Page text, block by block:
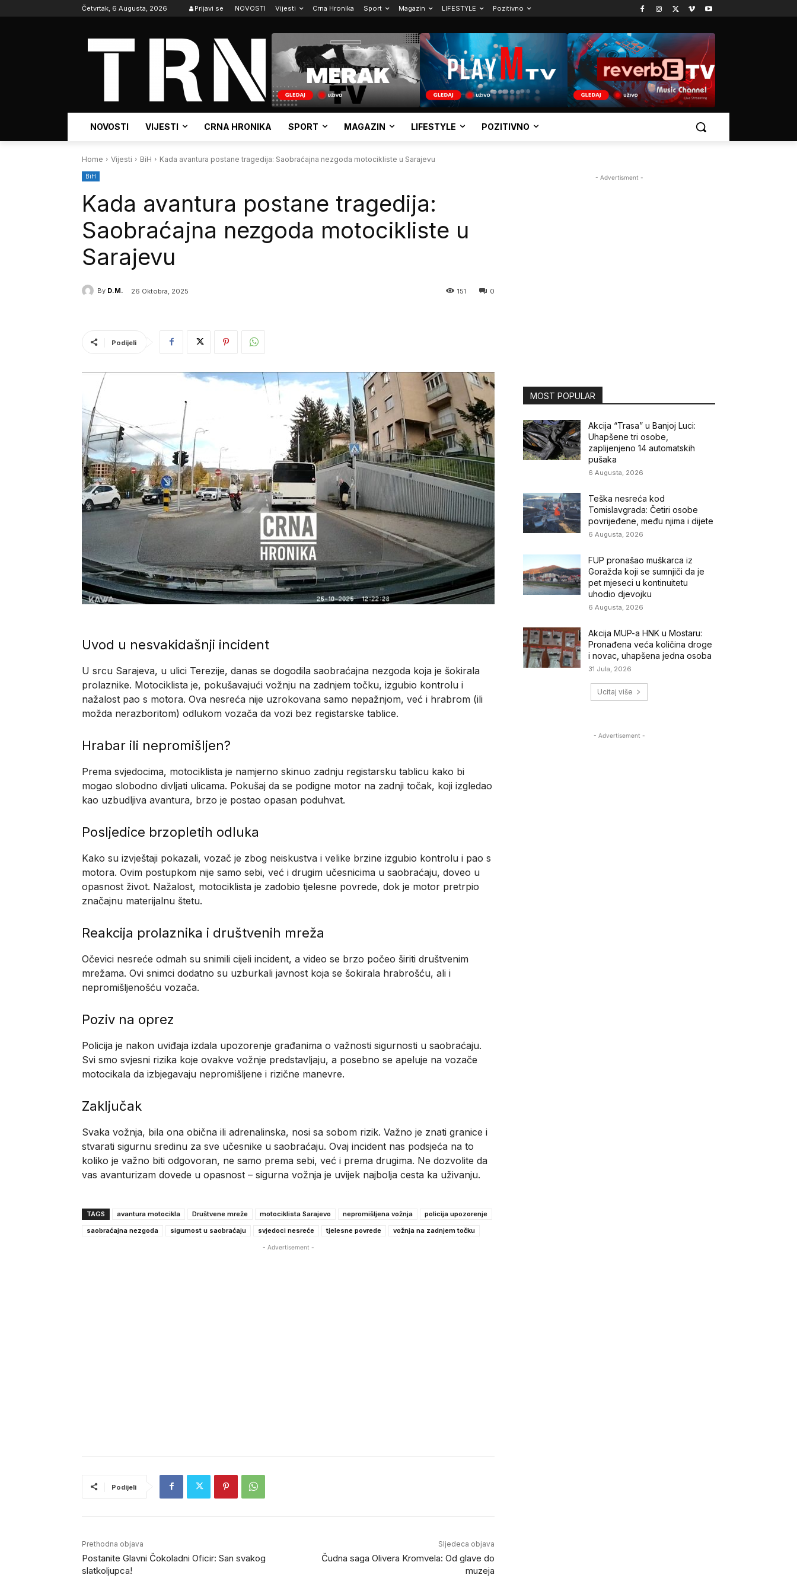
Četvrtak, 6 Augusta, 2026 Prijavi se NOVOSTI Vijesti Crna Hronika Sport Magazin LIFESTYLE Pozitivno
NOVOSTI VIJESTI CRNA HRONIKA SPORT MAGAZIN LIFESTYLE POZITIVNO
Home Vijesti BiH Kada avantura postane tragedija: Saobraćajna nezgoda motocikliste u Sarajevu
BiH
Kada avantura postane tragedija:
Saobraćajna nezgoda motocikliste u
Sarajevu
By D.M. 26 Oktobra, 2025 0
151
Podijeli
Uvod u nesvakidašnji incident
U srcu Sarajeva, u ulici Terezije, danas se dogodila saobraćajna nezgoda koja je šokirala
prolaznike. Motociklista je, pokušavajući vožnju na zadnjem točku, izgubio kontrolu i
nažalost pao s motora. Ova nesreća nije uzrokovana samo nepažnjom, već i hrabrom (ili
možda nerazboritom) odlukom vozača da vozi bez registarske tablice.
Hrabar ili nepromišljen?
Prema svjedocima, motociklista je namjerno skinuo zadnju registarsku tablicu kako bi
mogao slobodno divljati ulicama. Pokušaj da se podigne motor na zadnji točak, koji izgledao
kao uzbudljiva avantura, brzo je postao opasan poduhvat.
Posljedice brzopletih odluka
Kako su izvještaji pokazali, vozač je zbog neiskustva i velike brzine izgubio kontrolu i pao s
motora. Ovim postupkom nije samo sebi, već i drugim učesnicima u saobraćaju, doveo u
opasnost život. Nažalost, motociklista je zadobio tjelesne povrede, dok je motor pretrpio
značajnu materijalnu štetu.
Reakcija prolaznika i društvenih mreža
Očevici nesreće odmah su snimili cijeli incident, a video se brzo počeo širiti društvenim
mrežama. Ovi snimci dodatno su uzburkali javnost koja se šokirala hrabrošću, ali i
nepromišljenošću vozača.
Poziv na oprez
Policija je nakon uviđaja izdala upozorenje građanima o važnosti sigurnosti u saobraćaju.
Svi smo svjesni rizika koje ovakve vožnje predstavljaju, a posebno se apeluje na vozače
motocikala da izbjegavaju nepromišljene i rizične manevre.
Zaključak
Svaka vožnja, bila ona obična ili adrenalinska, nosi sa sobom rizik. Važno je znati granice i
stvarati sigurnu sredinu za sve učesnike u saobraćaju. Ovaj incident nas podsjeća na to
koliko je važno biti odgovoran, ne samo prema sebi, već i prema drugima. Ne dozvolite da
vas avanturizam dovede u opasnost – sigurna vožnja je uvijek najbolja cesta ka uživanju.
TAGS avantura motocikla Društvene mreže motociklista Sarajevo nepromišljena vožnja
policija upozorenje
saobraćajna nezgoda
sigurnost u saobraćaju svjedoci nesreće tjelesne povrede vožnja na zadnjem točku
- Advertisement -
Podijeli
Prethodna objava
Postanite Glavni Čokoladni Oficir: San svakog
slatkoljupca!
Sljedeca objava
Čudna saga Olivera Kromvela: Od glave do
muzeja
- Advertisment -
MOST POPULAR
Akcija “Trasa” u Banjoj Luci:
Uhapšene tri osobe,
zaplijenjeno 14 automatskih
pušaka
6 Augusta, 2026
Teška nesreća kod
Tomislavgrada: Četiri osobe
povrijeđene, među njima i dijete
6 Augusta, 2026
FUP pronašao muškarca iz
Goražda koji se sumnjiči da je
pet mjeseci u kontinuitetu
uhodio djevojku
6 Augusta, 2026
Akcija MUP-a HNK u Mostaru:
Pronađena veća količina droge
i novac, uhapšena jedna osoba
31 Jula, 2026
Ucitaj više
- Advertisement -